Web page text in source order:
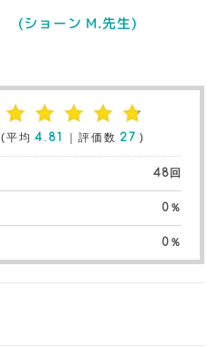
(ショーン M.先生)
(平均 4.81 ｜評価数 27 )
48回
0％
0％